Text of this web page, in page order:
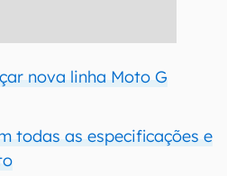
nova linha Moto G
todas as especificações e